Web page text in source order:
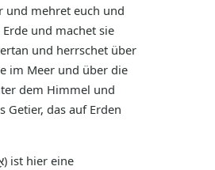
und mehret euch und
und machet sie
und herrschet über
im Meer und über die
dem Himmel und
Getier, das auf Erden